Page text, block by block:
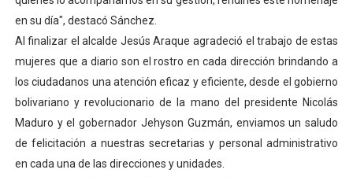
en su día", destacó Sánchez.
Al finalizar el alcalde Jesús Araque agradeció el trabajo de estas
mujeres que a diario son el rostro en cada dirección brindando a
los ciudadanos una atención eficaz y eficiente, desde el gobierno
bolivariano y revolucionario de la mano del presidente Nicolás
Maduro y el gobernador Jehyson Guzmán, enviamos un saludo
de felicitación a nuestras secretarias y personal administrativo
en cada una de las direcciones y unidades.